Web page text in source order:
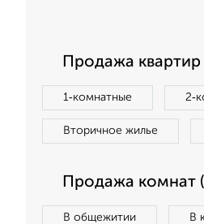
Продажа квартир
1‑комнатные
Вторичное жилье
Продажа комнат
В общежитии В